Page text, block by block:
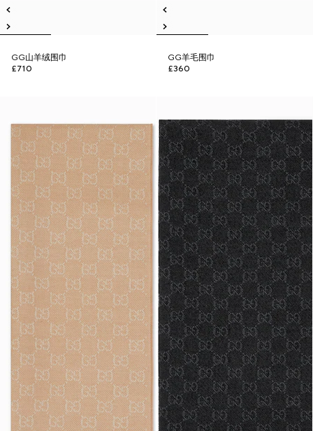
GG山羊绒围巾
£710
GG羊毛围巾
£360